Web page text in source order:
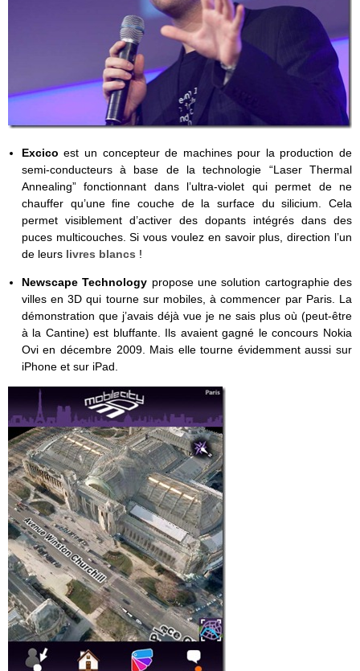
Excicoest un concepteur de machines pour la production de
semi-conducteurs à base de la technologie “Laser Thermal
Annealing” fonctionnant dans l’ultra-violet qui permet de ne
chauffer qu’une fine couche de la surface du silicium. Cela
permet visiblement d’activer des dopants intégrés dans des
puces multicouches. Si vous voulez en savoir plus, direction l’un
de leurs livres blancs !
Newscape Technology propose une solution cartographie des
villes en 3D qui tourne sur mobiles, à commencer par Paris. La
démonstration que j’avais déjà vue je ne sais plus où (peut-être
à la Cantine) est bluffante. Ils avaient gagné le concours Nokia
Ovi en décembre 2009. Mais elle tourne évidemment aussi sur
iPhone et sur iPad.